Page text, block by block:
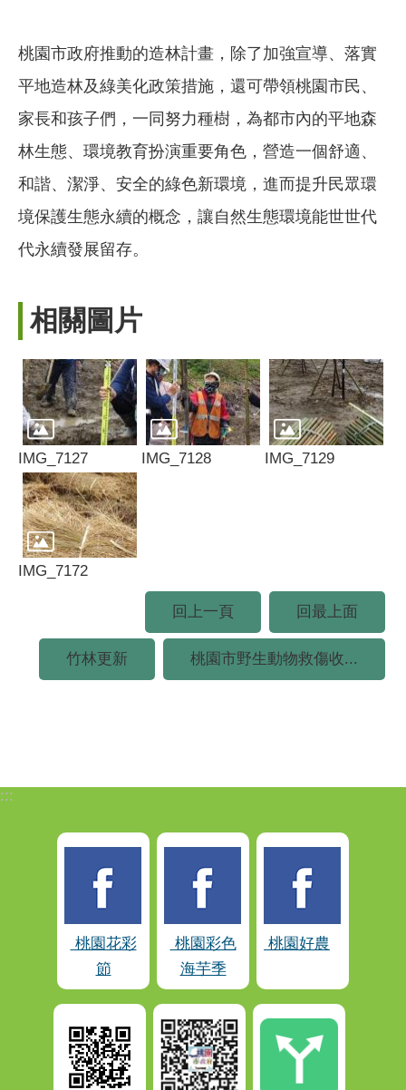
桃園市政府推動的造林計畫，除了加強宣導、落實
平地造林及綠美化政策措施，還可帶領桃園市民、
家長和孩子們，一同努力種樹，為都市內的平地森
林生態、環境教育扮演重要角色，營造一個舒適、
和諧、潔淨、安全的綠色新環境，進而提升民眾環
境保護生態永續的概念，讓自然生態環境能世世代
代永續發展留存。
相關圖片
IMG_7127 IMG_7128 IMG_7129
IMG_7172
回上一頁 回最上面
竹林更新 桃園市野生動物救傷收...
:::
桃園花彩
節
桃園彩色
海芋季
桃園好農